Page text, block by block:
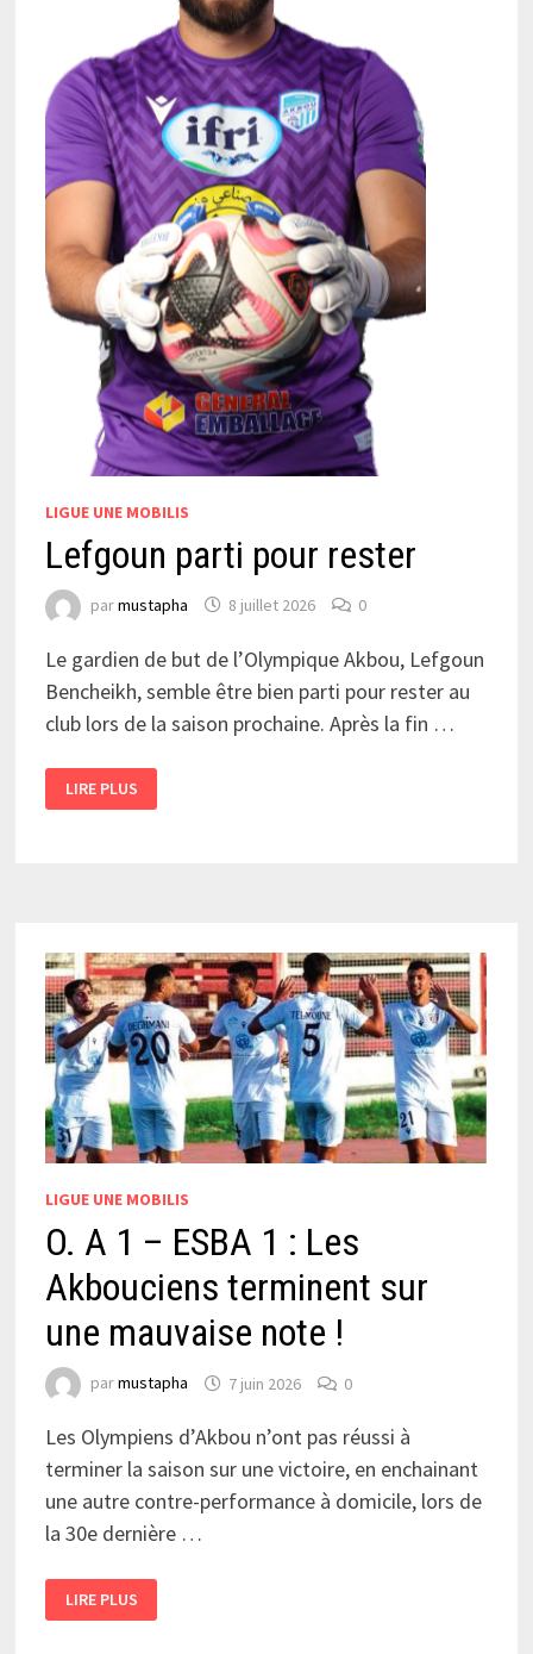
LIGUE UNE MOBILIS
Lefgoun parti pour rester
parmustapha 8 juillet 2026 0
Le gardien de but de l’Olympique Akbou, Lefgoun
Bencheikh, semble être bien parti pour rester au
club lors de la saison prochaine. Après la fin …
PARTI
POUR
LIRE PLUS
LIGUE UNE MOBILIS
O. A 1 – ESBA 1 : Les
Akbouciens terminent sur
une mauvaise note !
parmustapha 7 juin 2026 0
Les Olympiens d’Akbou n’ont pas réussi à
terminer la saison sur une victoire, en enchainant
une autre contre-performance à domicile, lors de
la 30e dernière …
A
1
LIRE PLUS